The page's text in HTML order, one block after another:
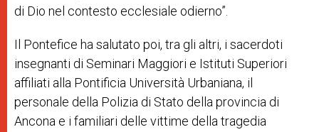
di Dio nel contesto ecclesiale odierno”.
Il Pontefice ha salutato poi, tra gli altri, i sacerdoti
insegnanti di Seminari Maggiori e Istituti Superiori
affiliati alla Pontificia Università Urbaniana, il
personale della Polizia di Stato della provincia di
Ancona e i familiari delle vittime della tragedia